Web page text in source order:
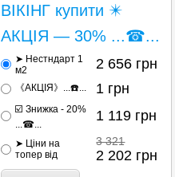
ВІКІНГ купити ✴️
АКЦІЯ — 30% ...☎...
➤ Нестндарт 1
м2
2 656 грн
《АКЦІЯ》...☎️... 1 грн
☑️ Знижка - 20%
...☎...
1 119 грн
➤ Ціни на
топер від
3 321
2 202 грн